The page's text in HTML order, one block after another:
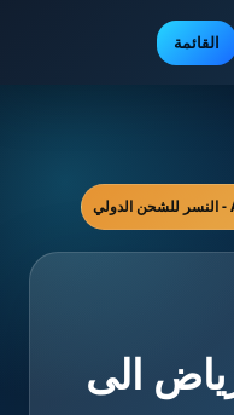
القائمة
الى